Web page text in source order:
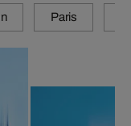
Paris